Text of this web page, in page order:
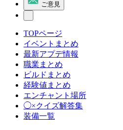
ご意見
TOPページ
イベントまとめ
最新アプデ情報
職業まとめ
ビルドまとめ
経験値まとめ
エンチャント場所
◯×クイズ解答集
装備一覧